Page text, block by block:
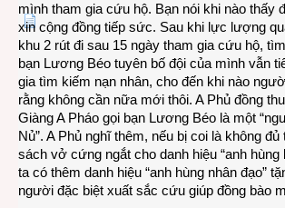
mình tham gia cứu hộ. Bạn nói khi nào thấy
xin cộng đồng tiếp sức. Sau khi lực lượng
khu 2 rút đi sau 15 ngày tham gia cứu hộ,
bạn Lương Béo tuyên bố đội của mình vẫn
gia tìm kiếm nạn nhân, cho đến khi nào
rằng không cần nữa mới thôi. A Phủ đồng
Giàng A Pháo gọi bạn Lương Béo là một
Nủ”. A Phủ nghĩ thêm, nếu bị coi là không đủ
sách vở cứng ngắt cho danh hiệu “anh hùng
ta có thêm danh hiệu “anh hùng nhân đạo”
người đặc biệt xuất sắc cứu giúp đồng bào